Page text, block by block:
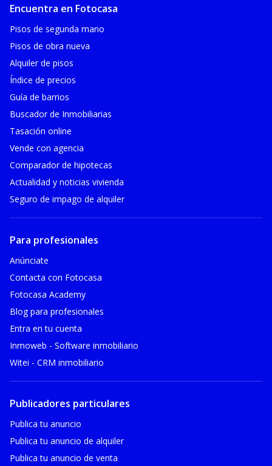
Encuentra en Fotocasa
Pisos de segunda mano
Pisos de obra nueva
Alquiler de pisos
Índice de precios
Guía de barrios
Buscador de Inmobiliarias
Tasación online
Vende con agencia
Comparador de hipotecas
Actualidad y noticias vivienda
Seguro de impago de alquiler
Para profesionales
Anúnciate
Contacta con Fotocasa
Fotocasa Academy
Blog para profesionales
Entra en tu cuenta
Inmoweb - Software inmobiliario
Witei - CRM inmobiliario
Publicadores particulares
Publica tu anuncio
Publica tu anuncio de alquiler
Publica tu anuncio de venta